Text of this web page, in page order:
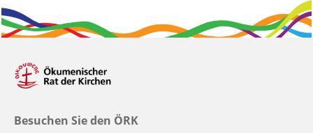
Besuchen Sie den ÖRK